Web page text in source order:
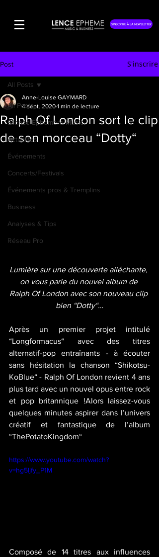
S'INSCRIRE À LA NEWSLETTER
Post S'inscrire
All Posts
Silence Éphémère Music
Actualités
Événements
Concerts/Festivals
Événements pros & Tremplins
Business
Analyses & Tips
Réseau Pro
All Posts
Ralph Of London sort le clip
de son morceau “Dotty“
Anne-Louise GAYMARD
4 sept. 2020 1 min de lecture
Lumière sur une découverte alléchante,
on vous parle du nouvel album de
Ralph Of London avec son nouveau clip
bien “Dotty“…
Après un premier projet intitulé
“Longformacus“ avec des titres
alternatif-pop entraînants - à écouter
sans hésitation la chanson “Shikotsu-
KoBlue“ - Ralph Of London revient 4 ans
plus tard avec un nouvel opus entre rock
et pop britannique !Alors laissez-vous
quelques minutes aspirer dans l’univers
créatif et fantastique de l’album
“ThePotatoKingdom“
https://www.youtube.com/watch?
v=hg5ljfy_P1M
Composé de 14 titres aux influences